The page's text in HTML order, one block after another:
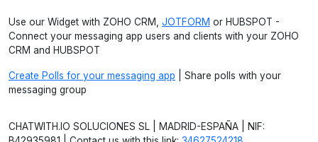
Use our Widget with ZOHO CRM, JOTFORM or HUBSPOT -
Connect your messaging app users and clients with your ZOHO
CRM and HUBSPOT
Create Polls for your messaging app | Share polls with your
messaging group
CHATWITH.IO SOLUCIONES SL | MADRID-ESPAÑA | NIF: